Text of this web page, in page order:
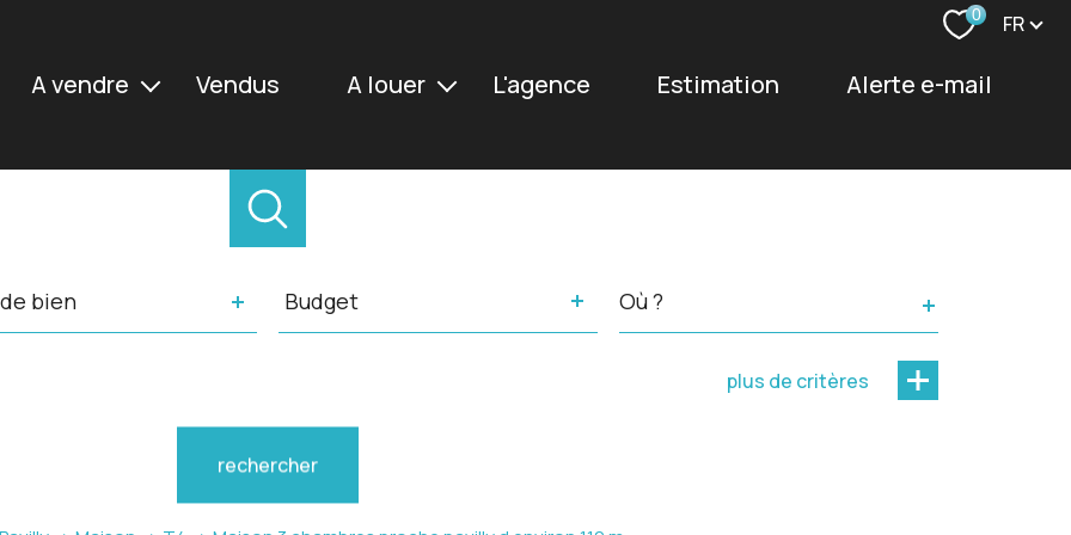
0 FR
a vendre vendus a louer l'agence estimation alerte e-mail
bien Budget
20 km
plus de critères
rechercher